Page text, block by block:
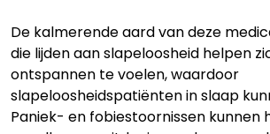
De kalmerende aard van deze
die lijden aan slapeloosheid helpen
ontspannen te voelen, waardoor
slapeloosheidspatiënten in slaap
Paniek- en fobiestoornissen kunnen